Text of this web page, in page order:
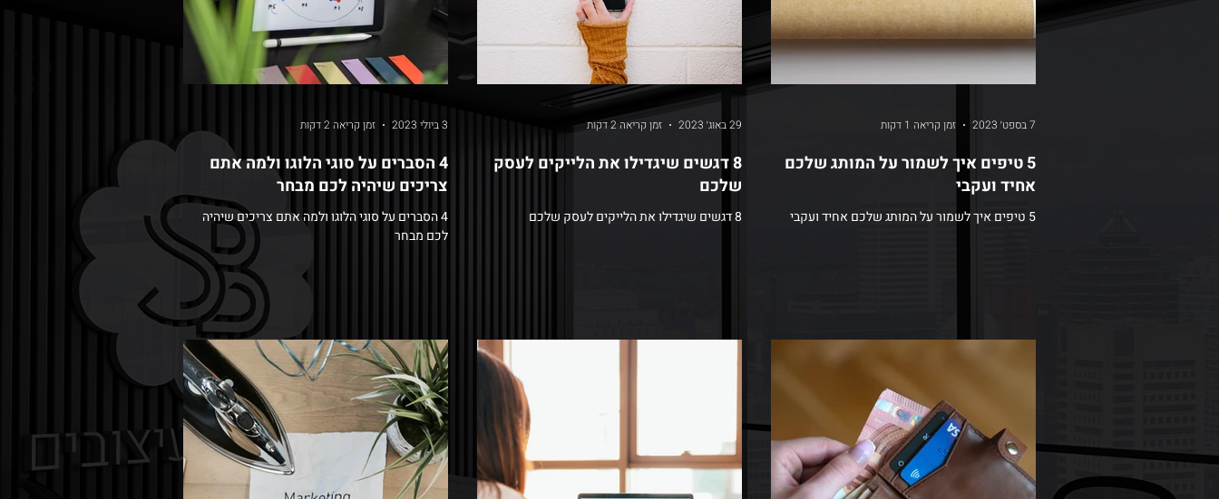
5 טיפים איך לשמור על המותג שלכם
אחיד ועקבי
5 טיפים איך לשמור על המותג שלכם אחיד ועקבי
7 בספט׳ 2023 זמן קריאה 1 דקות
8 דגשים שיגדילו את הלייקים לעסק
שלכם
8 דגשים שיגדילו את הלייקים לעסק שלכם
29 באוג׳ 2023 זמן קריאה 2 דקות
4 הסברים על סוגי הלוגו ולמה אתם
צריכים שיהיה לכם מבחר
4 הסברים על סוגי הלוגו ולמה אתם צריכים שיהיה
לכם מבחר
3 ביולי 2023 זמן קריאה 2 דקות